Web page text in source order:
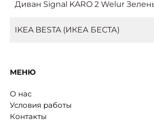
Диван Signal KARO 2 Welur
IKEA BESTA (ИКЕА БЕСТА)
МЕНЮ
О нас
Условия работы
Контакты